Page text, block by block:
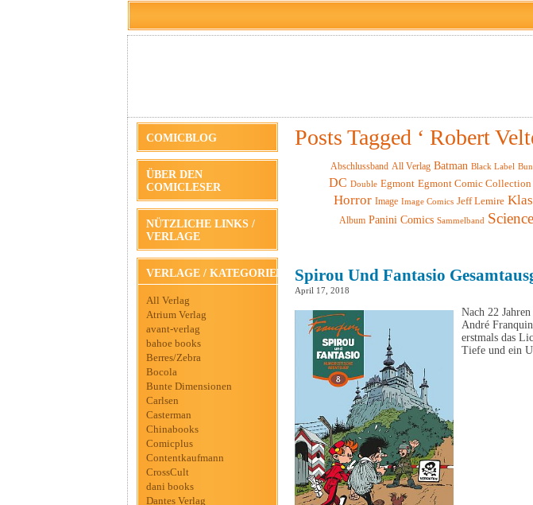
COMICBLOG
ÜBER DEN
COMICLESER
NÜTZLICHE LINKS /
VERLAGE
VERLAGE / KATEGORIEN
All Verlag
Atrium Verlag
avant-verlag
bahoe books
Berres/Zebra
Bocola
Bunte Dimensionen
Carlsen
Casterman
Chinabooks
Comicplus
Contentkaufmann
CrossCult
dani books
Dantes Verlag
Posts Tagged ‘ Robert
Abschlussband All Verlag Batman Black Label
DC Double Egmont Egmont Comic Collection
Horror Image Image Comics Jeff Lemire
Album Panini Comics Sammelband
Spirou Und Fantasio
April 17, 2018
Nach 22
André
erstmals das
Tiefe und ein